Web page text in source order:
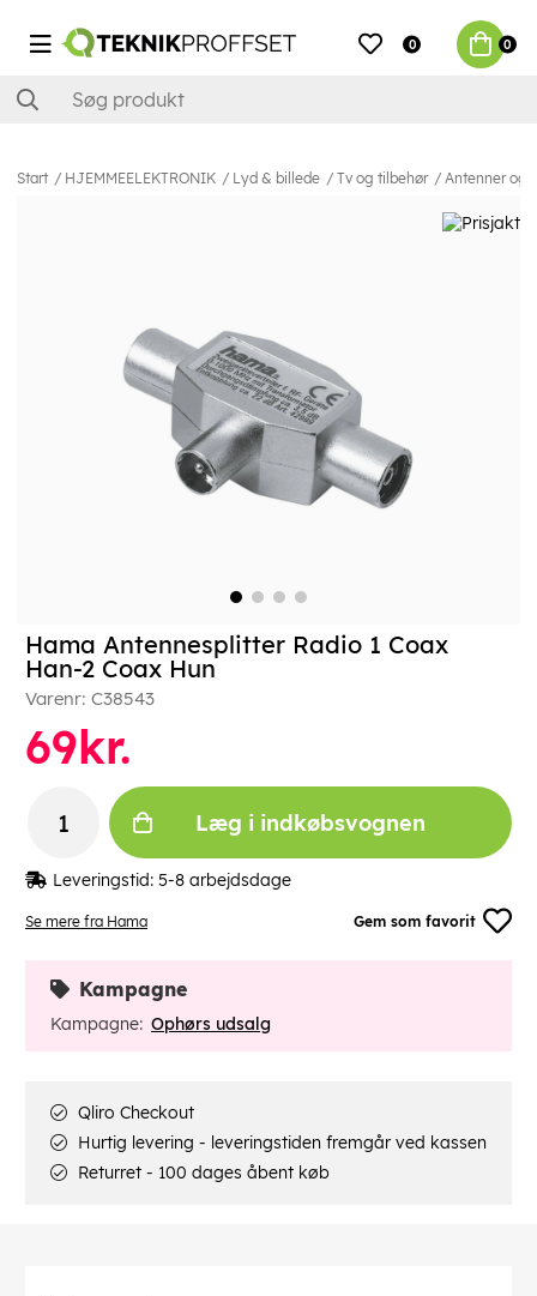
0 0
Start HJEMMEELEKTRONIK Lyd & billede Tv og tilbehør Antenner og
Se mere fra Hama Gem som favorit
Hama Antennesplitter Radio 1 Coax
Han-2 Coax Hun
Varenr: C38543
69kr.
Læg i indkøbsvognen
Leveringstid: 5-8 arbejdsdage
Kampagne
Kampagne: Ophørs udsalg
Qliro Checkout
Hurtig levering - leveringstiden fremgår ved kassen
Returret - 100 dages åbent køb